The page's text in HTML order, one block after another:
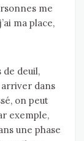
me
ma place,
de deuil,
arriver dans
on peut
exemple,
une phase